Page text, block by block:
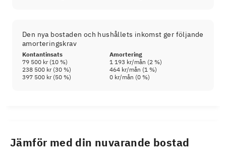
Den nya bostaden och hushållets inkomst ger följande
amorteringskrav
Kontantinsats
Amortering
79 500 kr(10 %) 1 193 kr/mån (2 %)
238 500 kr(30 %) 464 kr/mån (1 %)
397 500 kr(50 %) 0 kr/mån (0 %)
Jämför med din nuvarande bostad